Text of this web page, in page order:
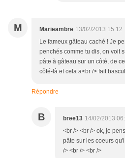
M Marieambre 13/02/2013 15:12
Le fameux gâteau caché ! Je
penchés comme tu dis, on voit
pâte à gâteau sur un côté, de
côté-là et cela a<br /> fait
Répondre
B bree13 14/02/2013
<br /> <br /> ok, je
pâte sur les coeurs
/> <br /> <br />